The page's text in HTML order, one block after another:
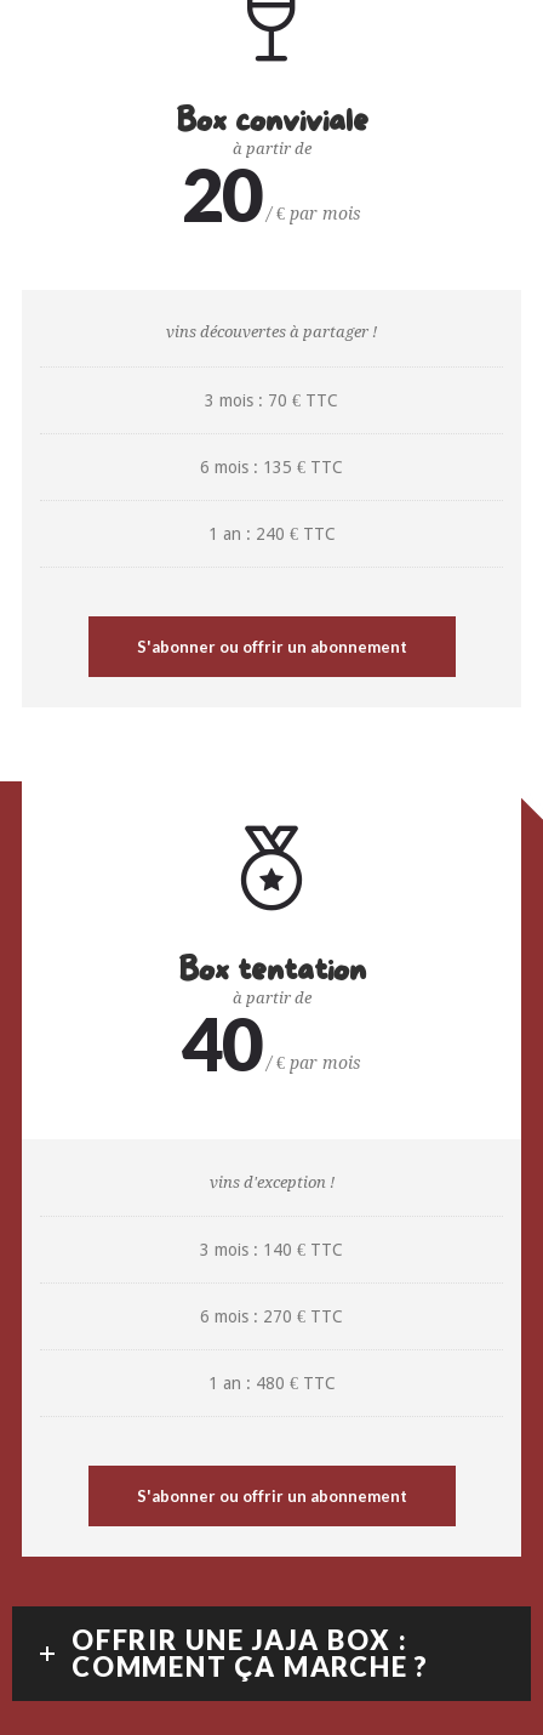
Box conviviale
à partir de
20 / € par mois
vins découvertes à partager !
3 mois : 70 € TTC
6 mois : 135 € TTC
1 an : 240 € TTC
S'abonner ou offrir un abonnement
Box tentation
à partir de
40 / € par mois
vins d'exception !
3 mois : 140 € TTC
6 mois : 270 € TTC
1 an : 480 € TTC
S'abonner ou offrir un abonnement
OFFRIR UNE JAJA BOX :
COMMENT ÇA MARCHE ?